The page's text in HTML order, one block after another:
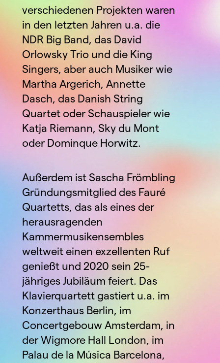
verschiedenen Projekten waren
in den letzten Jahren u.a. die
NDR Big Band, das David
Orlowsky Trio und die King
Singers, aber auch Musiker wie
Martha Argerich, Annette
Dasch, das Danish String
Quartet oder Schauspieler wie
Katja Riemann, Sky du Mont
oder Dominque Horwitz.
Außerdem ist Sascha Frömbling
Gründungsmitglied des Fauré
Quartetts, das als eines der
herausragenden
Kammermusikensembles
weltweit einen exzellenten Ruf
genießt und 2020 sein 25-
jähriges Jubiläum feiert. Das
Klavierquartett gastiert u.a. im
Konzerthaus Berlin, im
Concertgebouw Amsterdam, in
der Wigmore Hall London, im
Palau de la Música Barcelona,